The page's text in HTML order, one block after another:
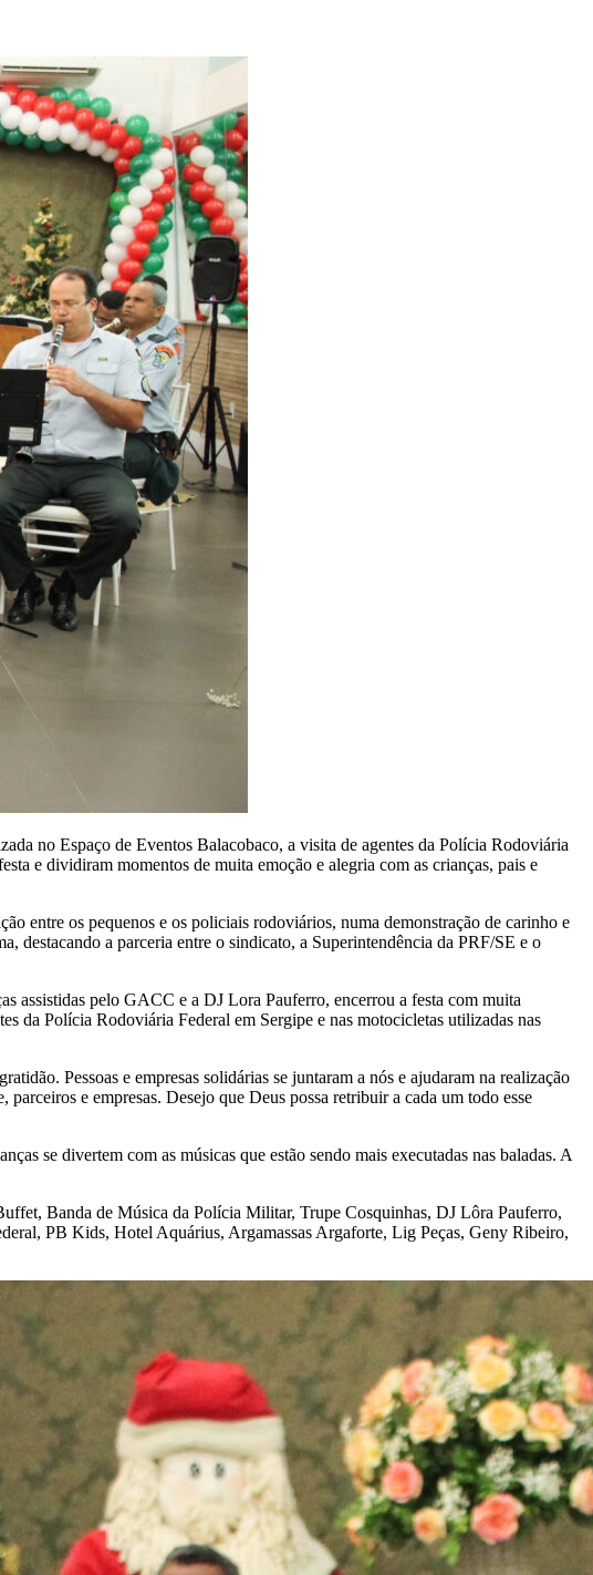
no Espaço de Eventos Balacobaco, a visita de agentes da Polícia Rodoviária
e dividiram momentos de muita emoção e alegria com as crianças, pais e
entre os pequenos e os policiais rodoviários, numa demonstração de carinho e
destacando a parceria entre o sindicato, a Superintendência da PRF/SE e o
assistidas pelo GACC e a DJ Lora Pauferro, encerrou a festa com muita
da Polícia Rodoviária Federal em Sergipe e nas motocicletas utilizadas nas
Pessoas e empresas solidárias se juntaram a nós e ajudaram na realização
e empresas. Desejo que Deus possa retribuir a cada um todo esse
se divertem com as músicas que estão sendo mais executadas nas baladas. A
Banda de Música da Polícia Militar, Trupe Cosquinhas, DJ Lôra Pauferro,
PB Kids, Hotel Aquárius, Argamassas Argaforte, Lig Peças, Geny Ribeiro,